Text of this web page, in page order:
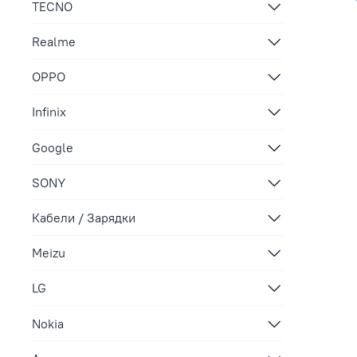
TECNO
Realme
OPPO
Infinix
Google
SONY
Кабели / Зарядки
Meizu
LG
Nokia